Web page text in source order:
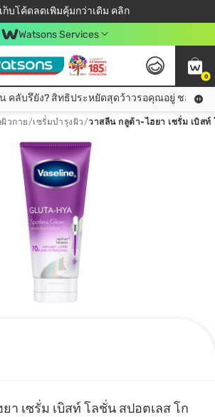
เก็บโค้ดลดเพิ่มคุ้มกว่าเดิม คลิก
อนไลน์ครั้งแรก ลดเพิ่มจุก ๆ 10%! 🎉
📦ส่งฟรี! เมื่อชอป 499฿
สมาชิกวัตสัน คลับดียังไง?
Watsons Services
0
มีบัตรสมาชิกวัตสัน คลับรึยัง? สิทธิประหยัดสุดว้าวรอคุณอยู่ ชอปคุ้มกว่าเดิม คลิก!
คลับรึยัง? สิทธิประหยัดสุดว้าวรอคุณอยู่ ชอปคุ้มก
วกาย/เซรั่มบำรุงผิว/วาสลีน กลูต้า-ไฮยา เซรั่ม เบิส
า เซรั่ม เบิสท์ โลชั่น สปอตเลส โก